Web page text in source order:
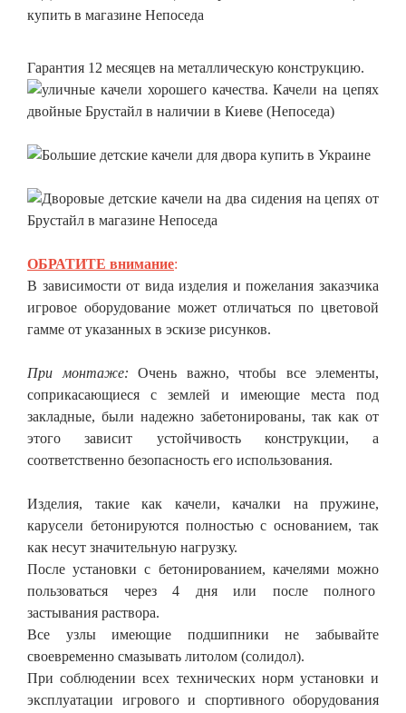
Гарантия 12 месяцев на металлическую конструкцию.
ОБРАТИТЕ внимание:
В зависимости от вида изделия и пожелания заказчика
игровое оборудование может отличаться по цветовой
гамме от указанных в эскизе рисунков.
При монтаже: Очень важно, чтобы все элементы,
соприкасающиеся с землей и имеющие места под
закладные, были надежно забетонированы, так как от
этого зависит устойчивость конструкции, а
соответственно безопасность его использования.
Изделия, такие как качели, качалки на пружине,
карусели бетонируются полностью с основанием, так
как несут значительную нагрузку.
После установки с бетонированием, качелями можно
пользоваться через 4 дня или после полного
застывания раствора.
Все узлы имеющие подшипники не забывайте
своевременно смазывать литолом (солидол).
При соблюдении всех технических норм установки и
эксплуатации игрового и спортивного оборудования